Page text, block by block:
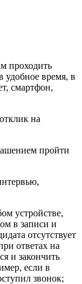
проходить
удобное время, в
смартфон,
на
пройти
устройстве,
в записи и
отсутствует
ответах на
и закончить
если в
звонок;